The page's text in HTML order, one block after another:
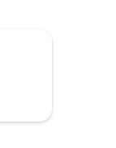
、銀